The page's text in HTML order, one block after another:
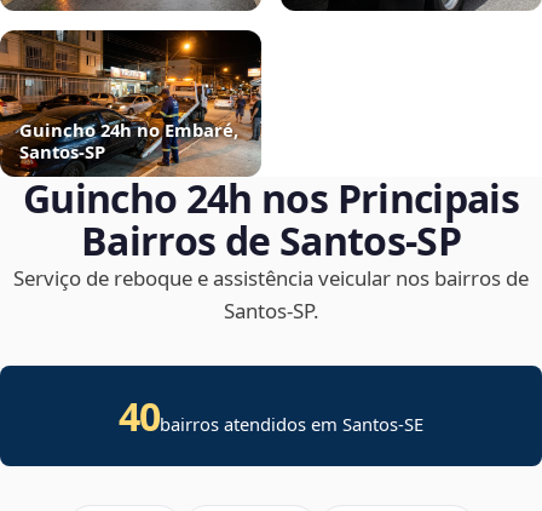
Guincho 24h no Embaré,
Santos‑SP
Guincho 24h nos Principais
Bairros de Santos‑SP
Serviço de reboque e assistência veicular nos bairros de
Santos‑SP.
40bairros atendidos emSantos-SE